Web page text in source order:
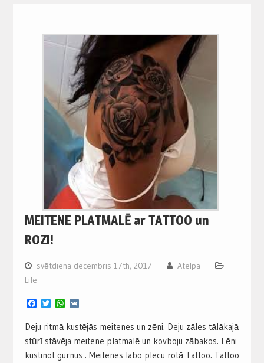
MEITENE PLATMALĒ ar TATTOO un
ROZI!
svētdiena decembris 17th, 2017
Atelpa
Life
Facebook
TwitterWhatsApp
VK
Deju ritmā kustējās meitenes un zēni. Deju zāles tālākajā
stūrī stāvēja meitene platmalē un kovboju zābakos. Lēni
kustinot gurnus . Meitenes labo plecu rotā Tattoo. Tattoo